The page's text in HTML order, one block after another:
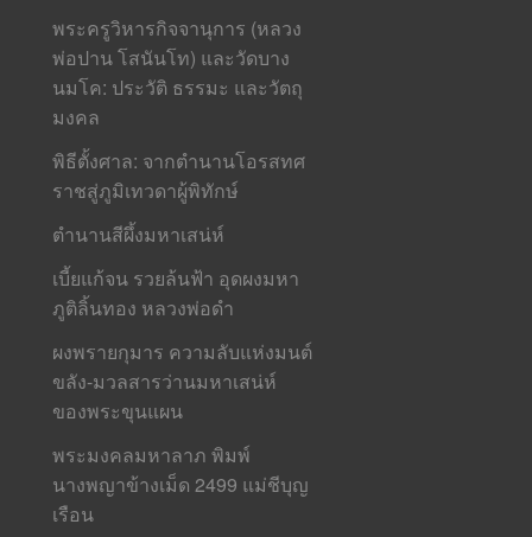
พระครูวิหารกิจจานุการ (หลวง
พ่อปาน โสนันโท) และวัดบาง
นมโค: ประวัติ ธรรมะ และวัตถุ
มงคล
พิธีตั้งศาล: จากตำนานโอรสทศ
ราชสู่ภูมิเทวดาผู้พิทักษ์
ตำนานสีผึ้งมหาเสน่ห์
เบี้ยแก้จน รวยล้นฟ้า อุดผงมหา
ภูติลิ้นทอง หลวงพ่อดำ
ผงพรายกุมาร ความลับแห่งมนต์
ขลัง-มวลสารว่านมหาเสน่ห์
ของพระขุนแผน
พระมงคลมหาลาภ พิมพ์
นางพญาข้างเม็ด 2499 แม่ชีบุญ
เรือน